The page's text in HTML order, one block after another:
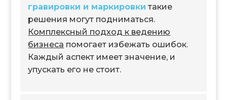
гравировки и маркировки такие
решения могут подниматься.
Комплексный подход к ведению
бизнеса помогает избежать ошибок.
Каждый аспект имеет значение, и
упускать его не стоит.